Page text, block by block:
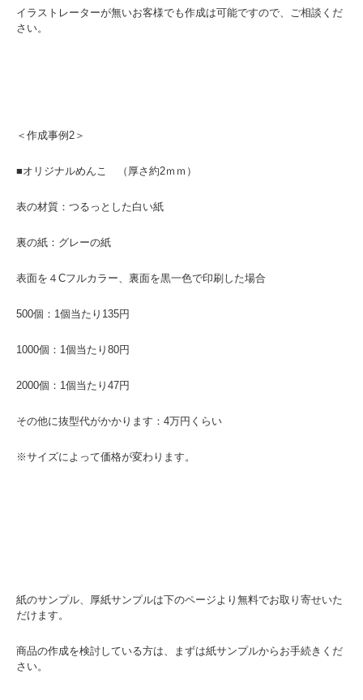
イラストレーターが無いお客様でも作成は可能ですので、ご相談くだ
さい。
＜作成事例2＞
■オリジナルめんこ （厚さ約2ｍｍ）
表の材質：つるっとした白い紙
裏の紙：グレーの紙
表面を４Cフルカラー、裏面を黒一色で印刷した場合
500個：1個当たり135円
1000個：1個当たり80円
2000個：1個当たり47円
その他に抜型代がかかります：4万円くらい
※サイズによって価格が変わります。
紙のサンプル、厚紙サンプルは下のページより無料でお取り寄せいた
だけます。
商品の作成を検討している方は、まずは紙サンプルからお手続きくだ
さい。